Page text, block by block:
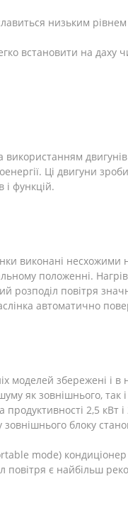
низьким
встановити на даху
Ці двигуни
і функцій.
виконані
положенні.
розподіл повітря
автоматично
моделей збережені і
як зовнішнього,
2,5
блоку
mode)
повітря є найбільш